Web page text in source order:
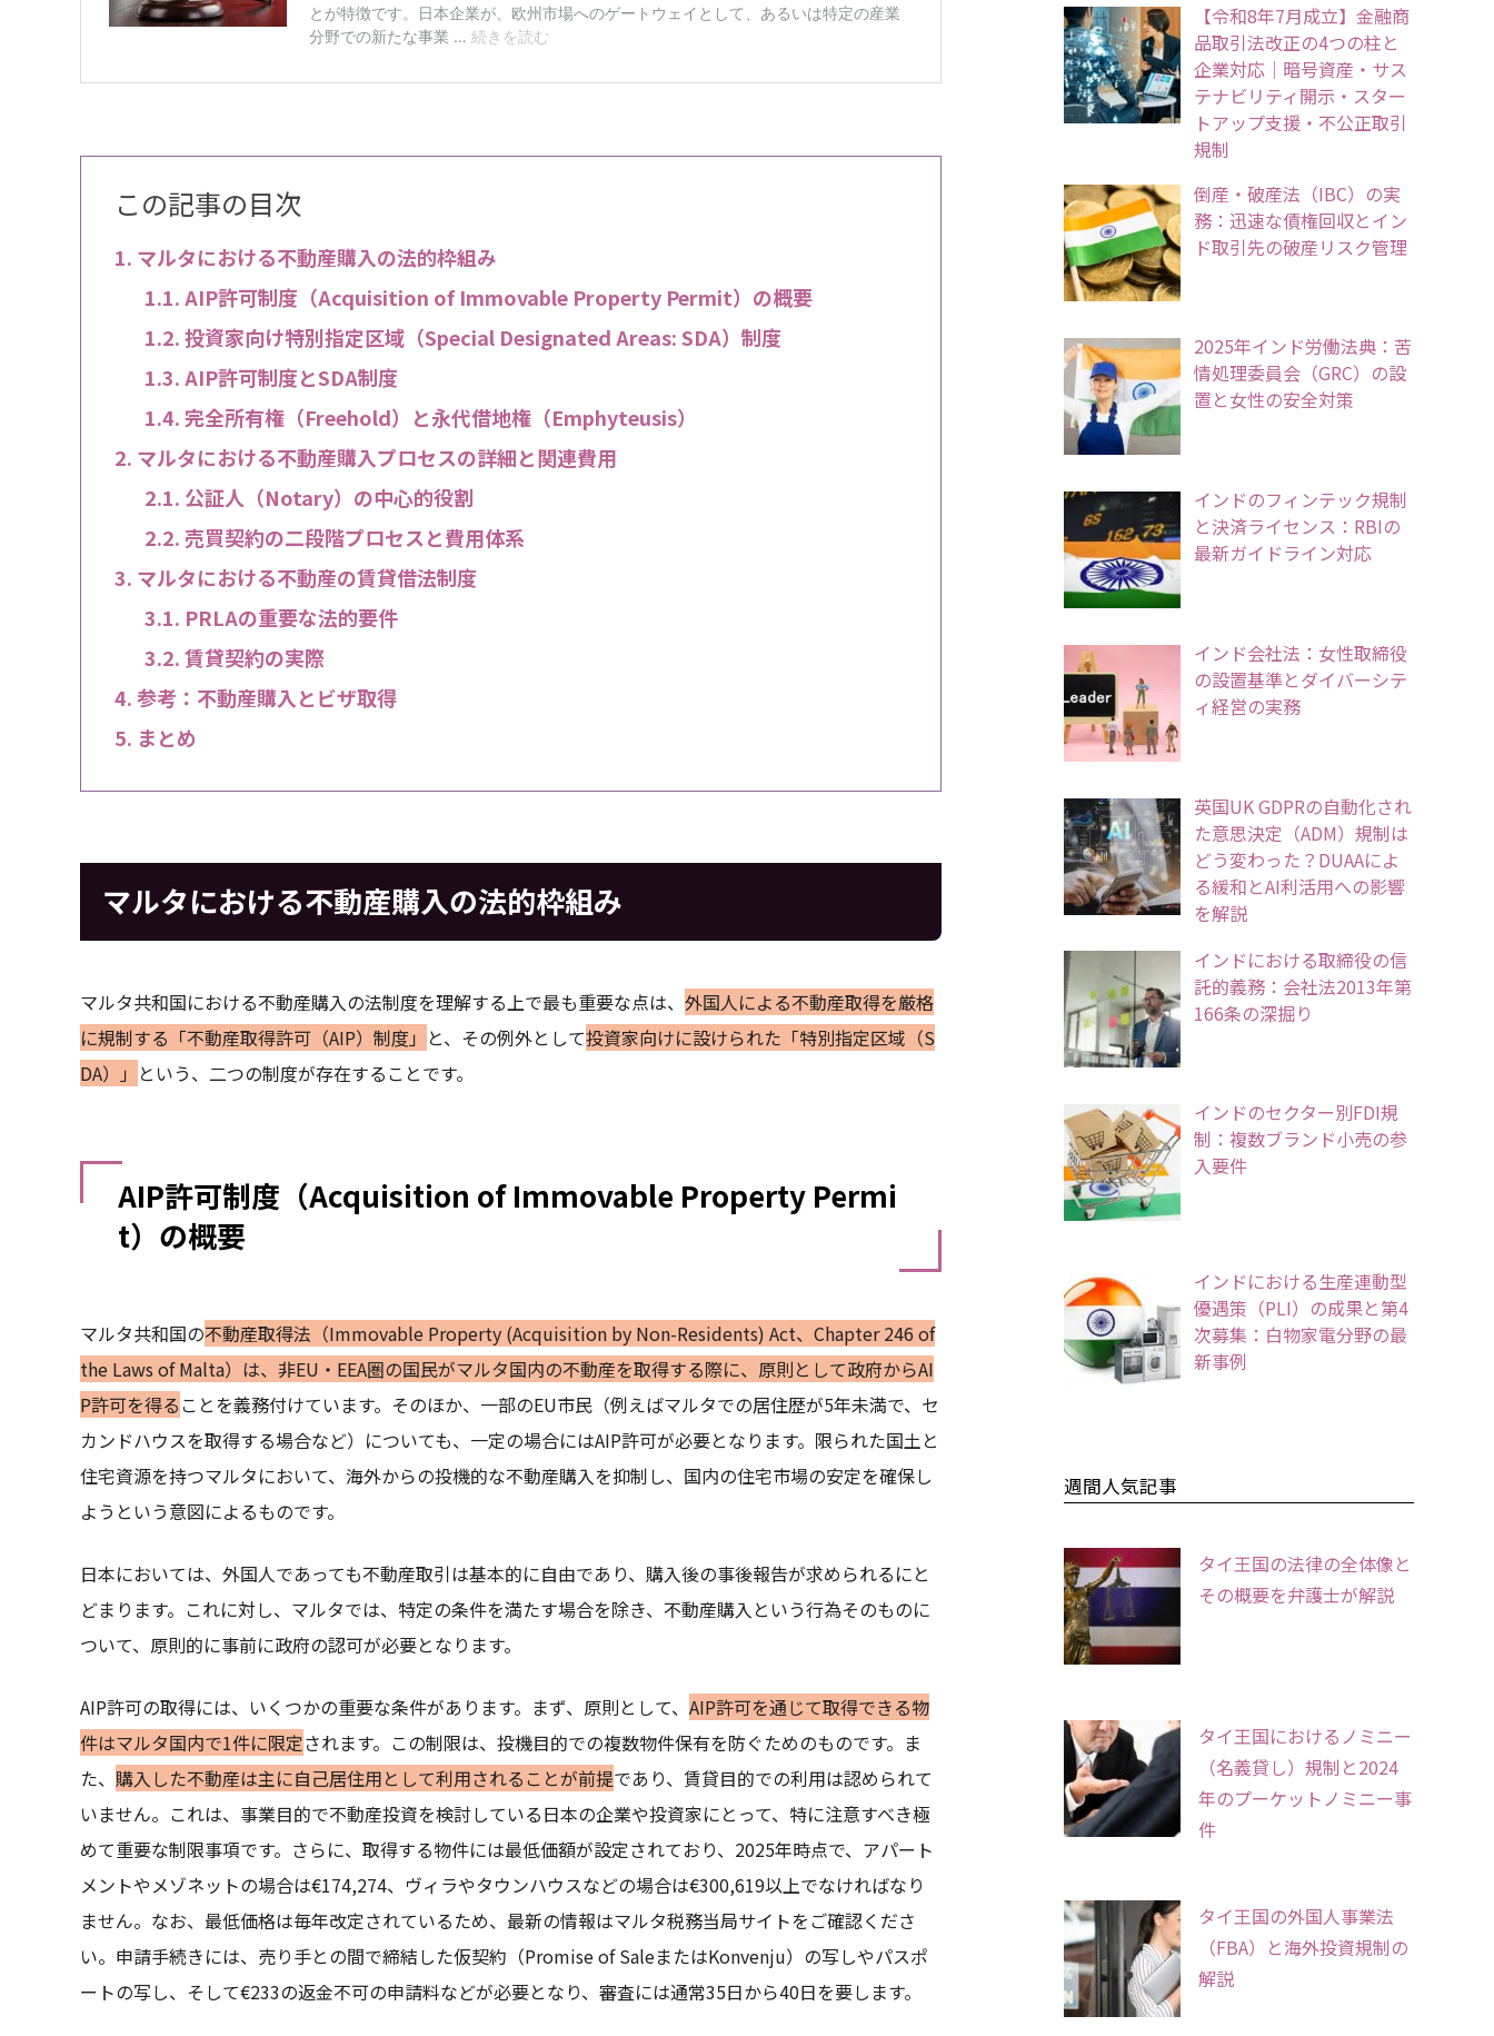
この記事の目次
マルタにおける不動産購入の法的枠組み
AIP許可制度（Acquisition of Immovable Property Permit）の概要
投資家向け特別指定区域（Special Designated Areas: SDA）制度
AIP許可制度とSDA制度
完全所有権（Freehold）と永代借地権（Emphyteusis）
マルタにおける不動産購入プロセスの詳細と関連費用
公証人（Notary）の中心的役割
売買契約の二段階プロセスと費用体系
マルタにおける不動産の賃貸借法制度
PRLAの重要な法的要件
賃貸契約の実際
参考：不動産購入とビザ取得
まとめ
マルタにおける不動産購入の法的枠組み
マルタ共和国における不動産購入の法制度を理解する上で最も重要な点は、 外国人による不動産取得を厳格
に規制する「不動産取得許可（AIP）制度」 と、その例外として投資家向けに設けられた「特別指定区域（S
DA）」 という、二つの制度が存在することです。
AIP許可制度（Acquisition of Immovable Property Permi
t）の概要
マルタ共和国の不動産取得法（Immovable Property (Acquisition by Non-Residents) Act、Chapter 246 of
the Laws of Malta）は、非EU・EEA圏の国民がマルタ国内の不動産を取得する際に、原則として政府からAI
P許可を得る ことを義務付けています。そのほか、一部のEU市民（例えばマルタでの居住歴が5年未満で、セ
カンドハウスを取得する場合など）についても、一定の場合にはAIP許可が必要となります。限られた国土と
住宅資源を持つマルタにおいて、海外からの投機的な不動産購入を抑制し、国内の住宅市場の安定を確保し
ようという意図によるものです。
日本においては、外国人であっても不動産取引は基本的に自由であり、購入後の事後報告が求められるにと
どまります。これに対し、マルタでは、特定の条件を満たす場合を除き、不動産購入という行為そのものに
ついて、原則的に事前に政府の認可が必要となります。
AIP許可の取得には、いくつかの重要な条件があります。まず、原則として、 AIP許可を通じて取得できる物
件はマルタ国内で1件に限定されます。この制限は、投機目的での複数物件保有を防ぐためのものです。ま
た、 購入した不動産は主に自己居住用として利用されることが前提であり、賃貸目的での利用は認められて
いません。これは、事業目的で不動産投資を検討している日本の企業や投資家にとって、特に注意すべき極
めて重要な制限事項です。さらに、取得する物件には最低価額が設定されており、2025年時点で、アパート
メントやメゾネットの場合は€174,274、ヴィラやタウンハウスなどの場合は€300,619以上でなければなり
ません。なお、最低価格は毎年改定されているため、最新の情報はマルタ税務当局サイトをご確認くださ
い。申請手続きには、売り手との間で締結した仮契約（Promise of SaleまたはKonvenju）の写しやパスポ
ートの写し、そして€233の返金不可の申請料などが必要となり、審査には通常35日から40日を要します。
【令和8年7月成立】金融商
品取引法改正の4つの柱と
企業対応｜暗号資産・サス
テナビリティ開示・スター
トアップ支援・不公正取引
規制
倒産・破産法（IBC）の実
務：迅速な債権回収とイン
ド取引先の破産リスク管理
2025年インド労働法典：苦
情処理委員会（GRC）の設
置と女性の安全対策
インドのフィンテック規制
と決済ライセンス：RBIの
最新ガイドライン対応
インド会社法：女性取締役
の設置基準とダイバーシテ
ィ経営の実務
英国UK GDPRの自動化され
た意思決定（ADM）規制は
どう変わった？DUAAによ
る緩和とAI利活用への影響
を解説
インドにおける取締役の信
託的義務：会社法2013年第
166条の深掘り
インドのセクター別FDI規
制：複数ブランド小売の参
入要件
インドにおける生産連動型
優遇策（PLI）の成果と第4
次募集：白物家電分野の最
新事例
週間人気記事
タイ王国の法律の全体像と
その概要を弁護士が解説
タイ王国におけるノミニー
（名義貸し）規制と2024
年のプーケットノミニー事
件
タイ王国の外国人事業法
（FBA）と海外投資規制の
解説